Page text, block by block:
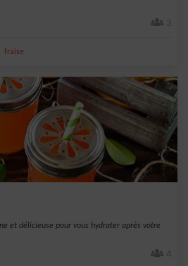
3
fraise
et délicieuse pour vous hydrater après votre
4